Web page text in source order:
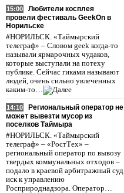
15:00
Любители косплея
провели фестиваль GeekOn в
Норильске
#НОРИЛЬСК. «Таймырский
телеграф» – Словом geek когда-то
называли ярмарочных чудаков,
которые выступали на потеху
публике. Сейчас гиками называют
людей, очень сильно увлеченных
каким-то…
14:10
Региональный оператор не
может вывезти мусор из
поселков Таймыра
#НОРИЛЬСК. «Таймырский
телеграф» – «РостТех» –
региональный оператор по вывозу
твердых коммунальных отходов –
подало в краевой арбитражный суд
иск к управлению
Росприроднадзора. Оператор…